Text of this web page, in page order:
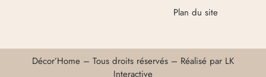
Plan du site
Décor’Home – Tous droits réservés – Réalisé par LK
Interactive